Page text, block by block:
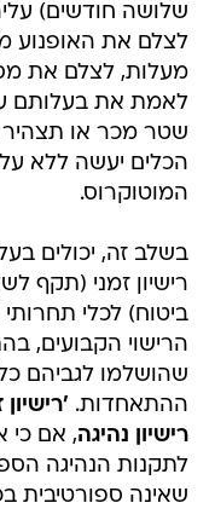
שלושה חודשים)
מעלות, לצלם את
לאמת את בעלותם
שטר מכר או תצהיר
הכלים יעשה ללא
המוטוקרוס.
בשלב זה, יכולים
רישיון זמני (תקף
ביטוח) לכלי
הרישוי הקבועים,
שהושלמו לגביהם
ההתאחדות.
רישיון נהיגה
לתקנות הנהיגה
שאינה ספורטיבית